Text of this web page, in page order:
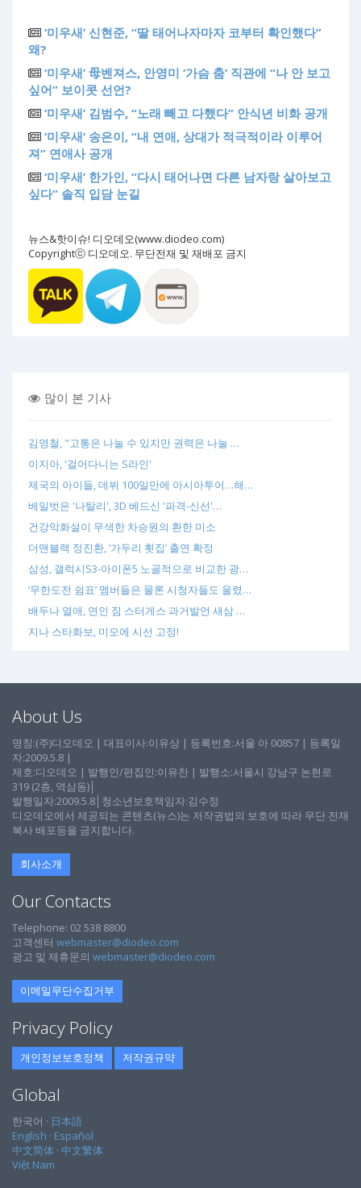
‘미우새’ 신현준, “딸 태어나자마자 코부터 확인했다”
왜?
‘미우새’ 母벤져스, 안영미 ‘가슴 춤’ 직관에 “나 안 보고
싶어” 보이콧 선언?
‘미우새’ 김범수, “노래 빼고 다했다” 안식년 비화 공개
‘미우새’ 송은이, “내 연애, 상대가 적극적이라 이루어
져” 연애사 공개
‘미우새’ 한가인, “다시 태어나면 다른 남자랑 살아보고
싶다” 솔직 입담 눈길
뉴스&핫이슈! 디오데오(www.diodeo.com)
Copyrightⓒ 디오데오. 무단전재 및 재배포 금지
많이 본 기사
김영철, "고통은 나눌 수 있지만 권력은 나눌 …
이지아, '걸어다니는 S라인'
제국의 아이들, 데뷔 100일만에 아시아투어…해…
베일벗은 '나탈리', 3D 베드신 '파격-신선'…
건강악화설이 무색한 차승원의 환한 미소
더맨블랙 정진환, ‘가두리 횟집’ 출연 확정
삼성, 갤럭시S3-아이폰5 노골적으로 비교한 광…
‘무한도전 쉼표’ 멤버들은 물론 시청자들도 울렸…
배두나 열애, 연인 짐 스터게스 과거발언 새삼 …
지나 스타화보, 미모에 시선 고정!
About Us
명칭:(주)디오데오 | 대표이사:이유상 | 등록번호:서울 아 00857 | 등록일
자:2009.5.8 |
제호:디오데오 | 발행인/편집인:이유찬 | 발행소:서울시 강남구 논현로
319 (2층, 역삼동)│
발행일자:2009.5.8│청소년보호책임자:김수정
디오데오에서 제공되는 콘텐츠(뉴스)는 저작권법의 보호에 따라 무단 전재
복사 배포등을 금지합니다.
회사소개
Our Contacts
Telephone: 02 538 8800
고객센터 webmaster@diodeo.com
광고 및 제휴문의 webmaster@diodeo.com
이메일무단수집거부
Privacy Policy
개인정보보호정책 저작권규약
Global
한국어 · 日本語
English · Español
中文简体 · 中文繁体
Việt Nam